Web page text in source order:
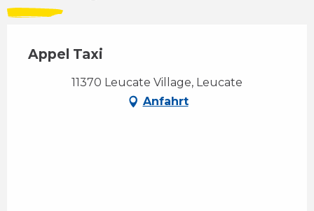
Appel Taxi
11370 Leucate Village, Leucate
Anfahrt